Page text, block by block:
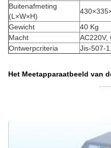
Buitenafmeting
(L×W×H)
Gewicht
40 Kg
Macht
AC220V,
Ontwerpcriteria
Jis-507-
Het Meetapparaatbeeld van